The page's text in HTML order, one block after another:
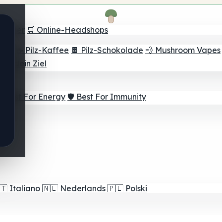
🛒 Online-Headshops
☕ Pilz-Kaffee 🍫 Pilz-Schokolade 💨 Mushroom Vapes
dein Ziel
Best For Energy 🛡️ Best For Immunity
Italiano 🇳🇱 Nederlands 🇵🇱 Polski